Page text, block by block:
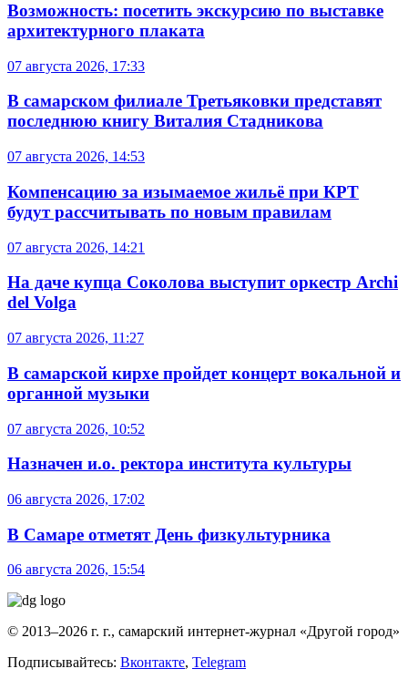
Возможность: посетить экскурсию по выставке
архитектурного плаката
07 августа 2026, 17:33
В самарском филиале Третьяковки представят
последнюю книгу Виталия Стадникова
07 августа 2026, 14:53
Компенсацию за изымаемое жильё при КРТ
будут рассчитывать по новым правилам
07 августа 2026, 14:21
На даче купца Соколова выступит оркестр Archi
del Volga
07 августа 2026, 11:27
В самарской кирхе пройдет концерт вокальной и
органной музыки
07 августа 2026, 10:52
Назначен и.о. ректора института культуры
06 августа 2026, 17:02
В Самаре отметят День физкультурника
06 августа 2026, 15:54
© 2013–2026 г. г., самарский интернет-журнал «Другой город»
Подписывайтесь: Вконтакте, Telegram